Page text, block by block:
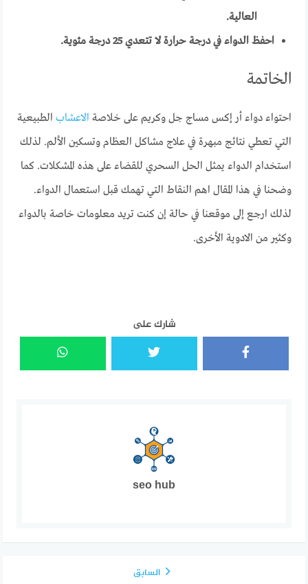
العالية.
احفظ الدواء في درجة حرارة لا تتعدي 25 درجة مئوية.
الخاتمة
احتواء دواء أر إكس مساج جل وكريم على خلاصة الاعشاب الطبيعية
التي تعطي نتائج مبهرة في علاج مشاكل العظام وتسكين الألم. لذلك
استخدام الدواء يمثل الحل السحري للقضاء على هذه المشكلات. كما
وضحنا في هذا المقال اهم النقاط التي تهمك قبل استعمال الدواء.
لذلك ارجع إلى موقعنا في حالة إن كنت تريد معلومات خاصة بالدواء
وكثير من الادوية الأخرى.
شارك على
seo hub
السابق